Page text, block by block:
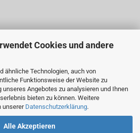
Cookies und andere
ähnliche Technologien, auch von
Funktionsweise der Website zu
Angebotes zu analysieren und Ihnen
bieten zu können. Weitere
unserer Datenschutzerklärung.
Alle Akzeptieren
Vereinbarung -